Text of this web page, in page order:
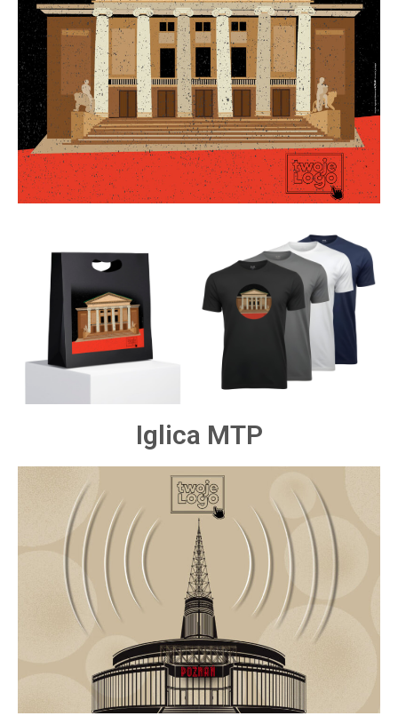
Iglica MTP